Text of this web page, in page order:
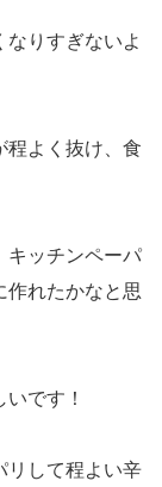
りすぎないよ
程よく抜け、食
キッチンペーパ
作れたかなと思
です！
リして程よい辛